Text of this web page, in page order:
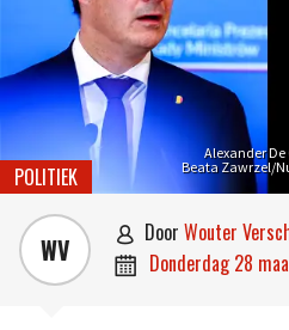
Alexander De
Beata Zawrzel/
POLITIEK
WV  door Wouter
 donderdag 28